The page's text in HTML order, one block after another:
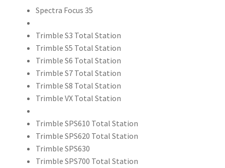
Stations
6800mAh
Trimble
Spectra Focus 35
Trimble S3 Total Station
Trimble S5 Total Station
Trimble S6 Total Station
Trimble S7 Total Station
Trimble S8 Total Station
Trimble VX Total Station
Trimble SPS610 Total Station
Trimble SPS620 Total Station
Trimble SPS630
Trimble SPS700 Total Station